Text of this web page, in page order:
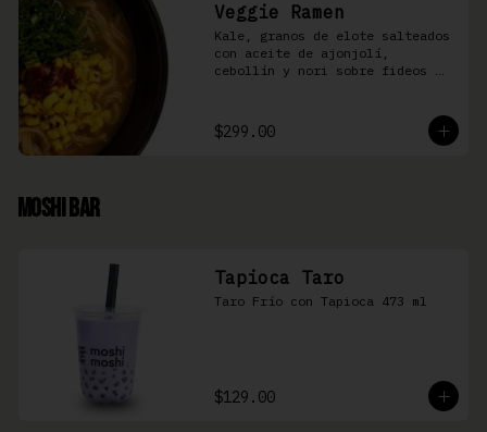
Veggie Ramen
Kale, granos de elote salteados
con aceite de ajonjolí,
cebollín y nori sobre fideos
$299.00
Moshi Bar
Tapioca Taro
Taro Frío con Tapioca 473 ml
$129.00